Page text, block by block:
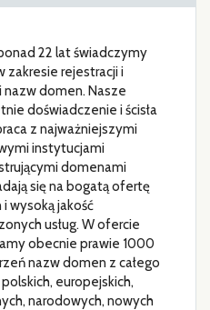
22 lat świadczymy
zakresie rejestracji i
nazw domen. Nasze
doświadczenie i ścisła
z najważniejszymi
instytucjami
domenami
się na bogatą ofertę
wysoką jakość
usług. W ofercie
obecnie prawie 1000
nazw domen z całego
europejskich,
narodowych, nowych